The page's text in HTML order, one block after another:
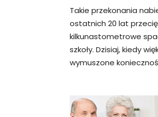
Takie przekonania
ostatnich 20 lat
kilkunastometrowe
szkoły. Dzisiaj, kiedy
wymuszone